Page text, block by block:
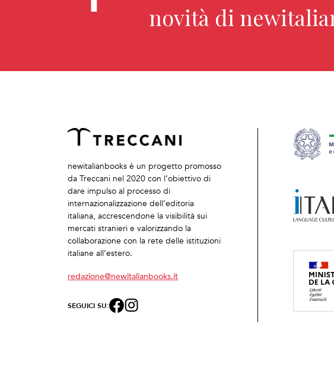
novità di
newitalianbooks è un progetto promosso
da Treccani nel 2020 con l’obiettivo di
dare impulso al processo di
internazionalizzazione dell’editoria
italiana, accrescendone la visibilità sui
mercati stranieri e valorizzando la
collaborazione con la rete delle istituzioni
italiane all’estero.
redazione@newitalianbooks.it
SEGUICI SU: